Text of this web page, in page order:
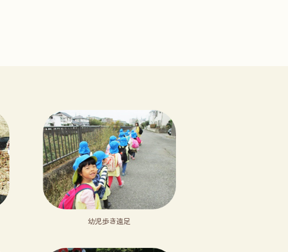
幼児歩き遠足